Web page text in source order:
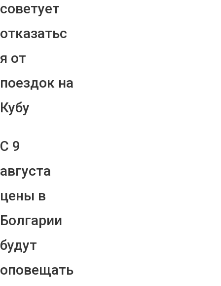
советует
отказатьс
я от
поездок на
Кубу
С 9
августа
цены в
Болгарии
будут
оповещать